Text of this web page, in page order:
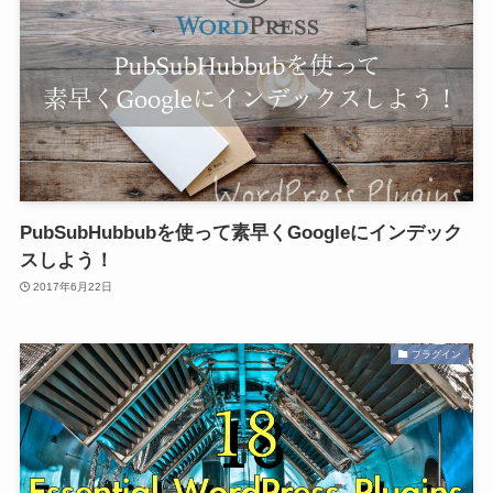
PubSubHubbubを使って素早くGoogleにインデック
スしよう！
2017年6月22日
プラグイン